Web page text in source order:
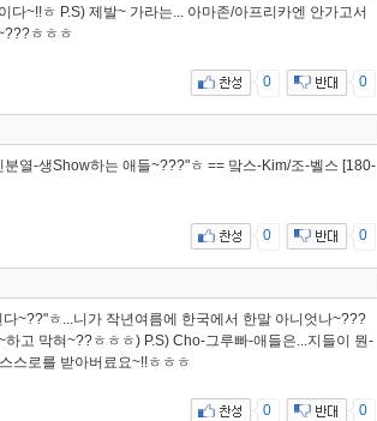
~!!ㅎ P.S) 제발~ 가라는... 아마존/아프리카엔 안가고서
ㅎㅎㅎ
0 0
열-생Show하는 애들~???"ㅎ == 맠스-Kim/조-벨스 [180-
0 0
~??"ㅎ...니가 작년여름에 한국에서 한말 아니엇나~???
고 막혀~??ㅎㅎㅎ) P.S) Cho-그루빠-애들은...지들이 뭔-
스로를 받아버료요~!!ㅎㅎㅎ
0 0